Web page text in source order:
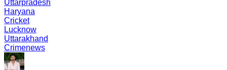
Uttarpradesh
Haryana
Cricket
Lucknow
Uttarakhand
Crimenews